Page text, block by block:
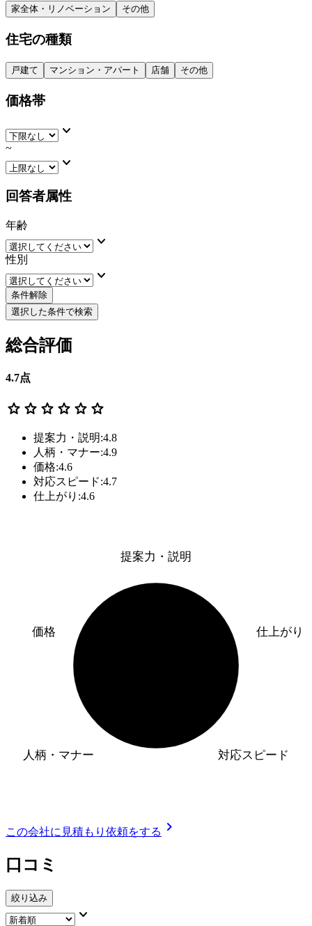
家全体・リノベーション その他
住宅の種類
戸建て マンション・アパート 店舗 その他
価格帯
keyboard_arrow_down
~
keyboard_arrow_down
回答者属性
年齢
keyboard_arrow_down
性別
keyboard_arrow_down
条件解除
選択した条件で検索
総合評価
4.7点
star star star star star star
提案力・説明:4.8
人柄・マナー:4.9
価格:4.6
対応スピード:4.7
仕上がり:4.6
提案力・説明
仕上がり
対応スピード
人柄・マナー
価格
この会社に見積もり依頼をする chevron_right
口コミ
絞り込み
keyboard_arrow_down